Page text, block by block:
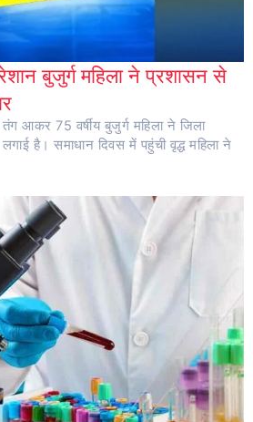
बुजुर्ग महिला ने प्रशासन से
आकर 75 वर्षीय बुजुर्ग महिला ने जिला
है। समाधान दिवस में पहुंची वृद्ध महिला ने